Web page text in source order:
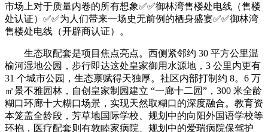
市场上对于质量内卷的所有想象✅✅御林湾售楼处电线（售楼
处认证）✅✅为人们带来一场史无前例的栖身盛宴✅✅御林湾
售楼处电线（开辟商认证）。
生态取配套是项目焦点亮点。西侧紧邻约 30 平方公里温
榆河湿地公园，步行即达这处皇家御用水源地，3 公里内更有
31 个城市公园，生态禀赋得天独厚。社区内部打制约 8。6 万
㎡景不雅园林，自创皇家制园建立 “一廊十二园”，300 米全龄
糊口环廊十大糊口场景，实现天然取糊口的深度融合。教育资
本笼盖全龄段，芳草地国际学校、规划中的向阳外国语学校等
环抱，医疗配套则有敦睦家病院、规划中的爱瑞病院保驾护